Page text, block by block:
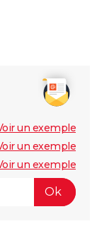
un exemple
un exemple
un exemple